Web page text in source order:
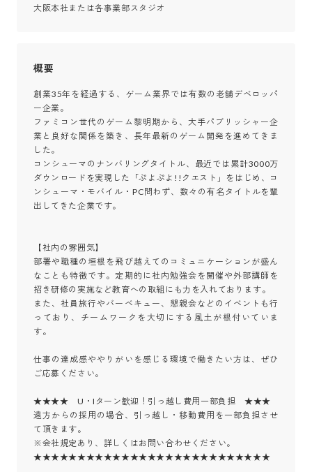
大阪本社または各事業部スタジオ
概要
創業35年を経過する、ゲーム業界では有数の老舗デベロッパ
ー企業。
ファミコン世代のゲーム黎明期から、大手パブリッシャー企
業と良好な関係を築き、長年最新のゲーム開発を進めてきま
した。
コンシューマのナンバリングタイトル、最近では累計3000万
ダウンロードを実現した「ぷよぷよ!!クエスト」をはじめ、コ
ンシューマ・モバイル・PC問わず、数々の有名タイトルを輩
出してきた企業です。
【社内の雰囲気】
部署や職種の垣根を飛び越えてのコミュニケーションが盛ん
なことも特徴です。定期的に社内勉強会を開催や外部講師を
招き研修の実施など教育への取組にも力を入れております。
また、社員旅行やバーベキュー、懇親会などのイベントも行
っており、チームワークを大切にする風土が根付いていま
す。
仕事の達成感ややりがいを感じる環境で働きたい方は、ぜひ
ご応募ください。
★★★★　U・Iターン歓迎！引っ越し費用一部負担　★★★
遠方からの採用の場合、引っ越し・移動費用を一部負担させ
て頂きます。
※会社規定あり、詳しくはお問い合わせください。
★★★★★★★★★★★★★★★★★★★★★★★★★★★